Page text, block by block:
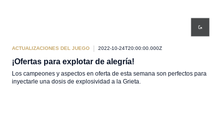
ACTUALIZACIONES DEL JUEGO 2022-10-24T20:00:00.000Z
¡Ofertas para explotar de alegría!
Los campeones y aspectos en oferta de esta semana son perfectos para
inyectarle una dosis de explosividad a la Grieta.